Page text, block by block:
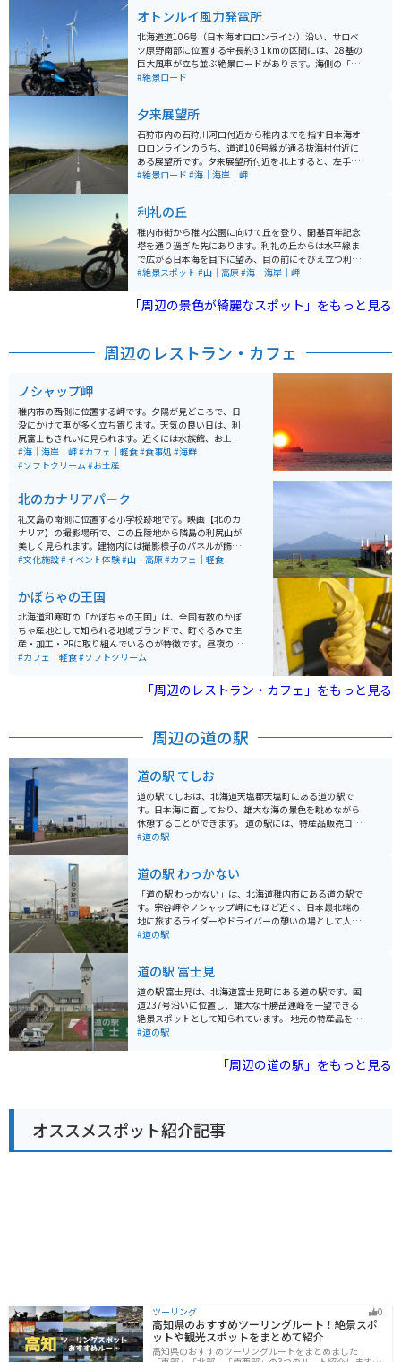
オトンルイ風力発電所
北海道道106号（日本海オロロンライン）沿い、サロベ
ツ原野南部に位置する全長約3.1kmの区間には、28基の
巨大風車が立ち並ぶ絶景ロードがあります。海側の「サ
ロベツ原野パーキング」からは、天気が良ければ利尻富
を一緒に撮れば最高の1枚に。北海道ツーリングの定番
ルートとして、多くのライダーが訪れる人気の場所で
す。
#絶景ロード
夕来展望所
石狩市内の石狩川河口付近から稚内までを指す日本海オ
ロロンラインのうち、道道106号線が通る抜海村付近に
ある展望所です。夕来展望所付近を北上すると、左手に
利尻島の利尻富士、海、砂浜、道路、右手に湿原、と人
#絶景ロード #海｜海岸｜岬
利礼の丘
稚内市街から稚内公園に向けて丘を登り、開基百年記念
塔を通り過ぎた先にあります。利礼の丘からは水平線ま
で広がる日本海を目下に望み、目の前にそびえ立つ利尻
富士を拝むことができます。試される大地の最果てにた
疲れた体を優しく受け入れてくれます。
#絶景スポット #山｜高原#海｜海岸｜岬
「周辺の景色が綺麗なスポット」をもっと見る
周辺のレストラン・カフェ
ノシャップ岬
稚内市の西側に位置する岬です。夕陽が見どころで、日
没にかけて車が多く立ち寄ります。天気の良い日は、利
尻富士もきれいに見られます。近くには水族館、お土産
店、高評価の樺太食堂があり、6~8月ごろは、ウニも食
べられます。
#海｜海岸｜岬#カフェ｜軽食#食事処 #海鮮
#ソフトクリーム#お土産
北のカナリアパーク
礼文島の南側に位置する小学校跡地です。映画【北のカ
ナリア】の撮影場所で、この丘陵地から隣島の利尻山が
美しく見られます。建物内には撮影様子のパネルが飾ら
れ、また、隣接施設にはカフェがオープンしており、お
#文化施設#イベント体験#山｜高原#カフェ｜軽食
かぼちゃの王国
北海道和寒町の「かぼちゃの王国」は、全国有数のかぼ
ちゃ産地として知られる地域ブランドで、町ぐるみで生
産・加工・PRに取り組んでいるのが特徴です。昼夜の寒
暖差が大きい気候により、甘みが強く品質の高いかぼち
加工品も豊富で、食べ歩きやお土産選びも魅力のひとつ
海道らしい開放的な直線道路や景色を楽しめるルートが
ットです。
#カフェ｜軽食#ソフトクリーム
「周辺のレストラン・カフェ」をもっと見る
周辺の道の駅
道の駅 てしお
道の駅 てしおは、北海道天塩郡天塩町にある道の駅で
す。日本海に面しており、雄大な海の景色を眺めながら
休憩することができます。 道の駅には、特産品販売コー
ナーがあり、地元でとれた新鮮な魚介類や農産物が販売
めながら食べるのも良いでしょう。 また、道の駅 てしお
周辺には、天塩川歴史資料館や天塩川温泉など、観光ス
ポットも点在しています。少し足を延ばして、観光を楽
しむのも良いでしょう。
#道の駅
道の駅 わっかない
「道の駅 わっかない」は、北海道稚内市にある道の駅で
す。宗谷岬やノシャップ岬にもほど近く、日本最北端の
地に旅するライダーやドライバーの憩いの場として人気
があります。 駅構内には、地元の新鮮な魚介類を販売す
また、お土産コーナーも充実しており、ここでしか買え
ない限定グッズなども販売しています。 バイクで訪れる
場合は、駐車場も広々としているので安心です。周辺に
は、日本最北端の地の碑や宗谷丘陵など、観光スポット
も点在しているので、ぜひ立ち寄ってみてください。
#道の駅
道の駅 富士見
道の駅 富士見は、北海道富⼠⾒町にある道の駅です。国
道237号沿いに位置し、雄大な十勝岳連峰を⼀望できる
絶景スポットとして知られています。 地元の特産品を販
売する物産館では、富良野産の新鮮な野菜や果物、乳製
食材を使った料理を楽しむことができ、中でも「十勝岳
カレー」は絶品です。 バイクツーリングで訪れる場合、
の景色を楽しむことができます。 周辺には、十勝岳温泉
や吹上温泉など温泉地も点在しており、ツーリングで疲
れた体を癒すこともできます。道の駅 富士見は、雄大な
#道の駅
「周辺の道の駅」をもっと見る
オススメスポット紹介記事
ツーリング 0
高知県のおすすめツーリングルート！絶景スポ
ットや観光スポットをまとめて紹介
高知県のおすすめツーリングルートをまとめました！